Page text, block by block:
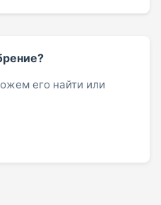
его найти или